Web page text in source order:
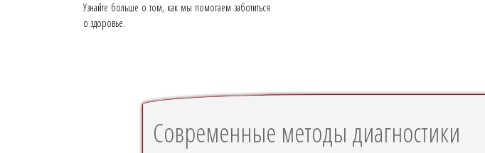
Узнайте больше о том, как мы помогаем заботиться
о здоровье.
Современные методы диагностики